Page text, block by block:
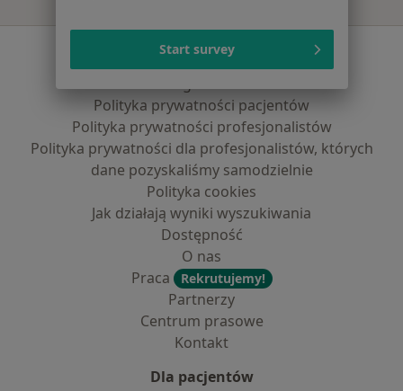
Serwis
Polityka prywatności pacjentów
Polityka prywatności profesjonalistów
Polityka prywatności dla profesjonalistów, których
dane pozyskaliśmy samodzielnie
Polityka cookies
Jak działają wyniki wyszukiwania
Dostępność
O nas
Praca
Rekrutujemy!
Partnerzy
Centrum prasowe
Kontakt
Dla pacjentów
Start survey